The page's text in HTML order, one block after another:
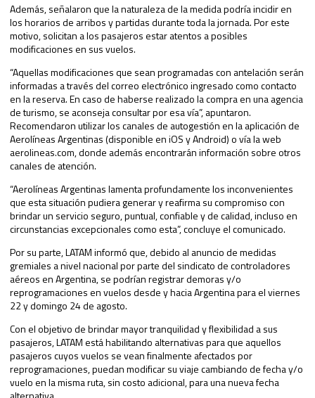
Además, señalaron que la naturaleza de la medida podría incidir en
los horarios de arribos y partidas durante toda la jornada. Por este
motivo, solicitan a los pasajeros estar atentos a posibles
modificaciones en sus vuelos.
“Aquellas modificaciones que sean programadas con antelación serán
informadas a través del correo electrónico ingresado como contacto
en la reserva. En caso de haberse realizado la compra en una agencia
de turismo, se aconseja consultar por esa vía”, apuntaron.
Recomendaron utilizar los canales de autogestión en la aplicación de
Aerolíneas Argentinas (disponible en iOS y Android) o vía la web
aerolineas.com, donde además encontrarán información sobre otros
canales de atención.
“Aerolíneas Argentinas lamenta profundamente los inconvenientes
que esta situación pudiera generar y reafirma su compromiso con
brindar un servicio seguro, puntual, confiable y de calidad, incluso en
circunstancias excepcionales como esta”, concluye el comunicado.
Por su parte, LATAM informó que, debido al anuncio de medidas
gremiales a nivel nacional por parte del sindicato de controladores
aéreos en Argentina, se podrían registrar demoras y/o
reprogramaciones en vuelos desde y hacia Argentina para el viernes
22 y domingo 24 de agosto.
Con el objetivo de brindar mayor tranquilidad y flexibilidad a sus
pasajeros, LATAM está habilitando alternativas para que aquellos
pasajeros cuyos vuelos se vean finalmente afectados por
reprogramaciones, puedan modificar su viaje cambiando de fecha y/o
vuelo en la misma ruta, sin costo adicional, para una nueva fecha